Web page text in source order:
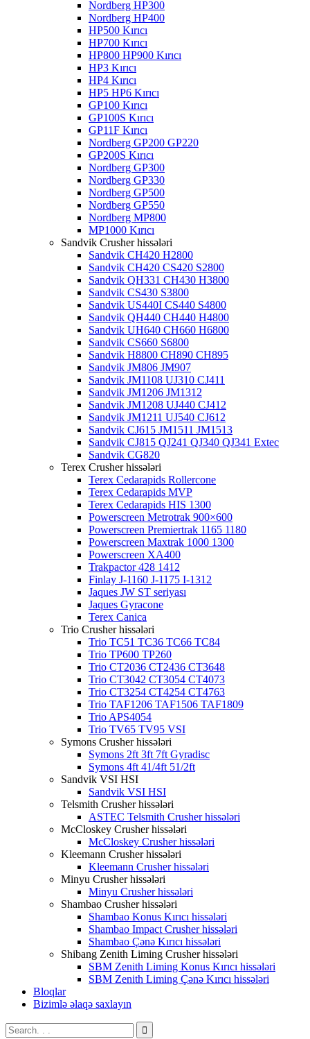
Nordberg HP300
Nordberg HP400
HP500 Kırıcı
HP700 Kırıcı
HP800 HP900 Kırıcı
HP3 Kırıcı
HP4 Kırıcı
HP5 HP6 Kırıcı
GP100 Kırıcı
GP100S Kırıcı
GP11F Kırıcı
Nordberg GP200 GP220
GP200S Kırıcı
Nordberg GP300
Nordberg GP330
Nordberg GP500
Nordberg GP550
Nordberg MP800
MP1000 Kırıcı
Sandvik Crusher hissələri
Sandvik CH420 H2800
Sandvik CH420 CS420 S2800
Sandvik QH331 CH430 H3800
Sandvik CS430 S3800
Sandvik US440I CS440 S4800
Sandvik QH440 CH440 H4800
Sandvik UH640 CH660 H6800
Sandvik CS660 S6800
Sandvik H8800 CH890 CH895
Sandvik JM806 JM907
Sandvik JM1108 UJ310 CJ411
Sandvik JM1206 JM1312
Sandvik JM1208 UJ440 CJ412
Sandvik JM1211 UJ540 CJ612
Sandvik CJ615 JM1511 JM1513
Sandvik CJ815 QJ241 QJ340 QJ341 Extec
Sandvik CG820
Terex Crusher hissələri
Terex Cedarapids Rollercone
Terex Cedarapids MVP
Terex Cedarapids HIS 1300
Powerscreen Metrotrak 900×600
Powerscreen Premiertrak 1165 1180
Powerscreen Maxtrak 1000 1300
Powerscreen XA400
Trakpactor 428 1412
Finlay J-1160 J-1175 I-1312
Jaques JW ST seriyası
Jaques Gyracone
Terex Canica
Trio Crusher hissələri
Trio TC51 TC36 TC66 TC84
Trio TP600 TP260
Trio CT2036 CT2436 CT3648
Trio CT3042 CT3054 CT4073
Trio CT3254 CT4254 CT4763
Trio TAF1206 TAF1506 TAF1809
Trio APS4054
Trio TV65 TV95 VSI
Symons Crusher hissələri
Symons 2ft 3ft 7ft Gyradisc
Symons 4ft 41/4ft 51/2ft
Sandvik VSI HSI
Sandvik VSI HSI
Telsmith Crusher hissələri
ASTEC Telsmith Crusher hissələri
McCloskey Crusher hissələri
McCloskey Crusher hissələri
Kleemann Crusher hissələri
Kleemann Crusher hissələri
Minyu Crusher hissələri
Minyu Crusher hissələri
Shambao Crusher hissələri
Shambao Konus Kırıcı hissələri
Shambao Impact Crusher hissələri
Shambao Çənə Kırıcı hissələri
Shibang Zenith Liming Crusher hissələri
SBM Zenith Liming Konus Kırıcı hissələri
SBM Zenith Liming Çənə Kırıcı hissələri
Bloqlar
Bizimlə əlaqə saxlayın